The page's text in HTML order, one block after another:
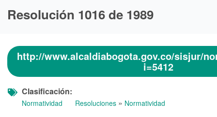
Resolución 1016 de 1989
http://www.alcaldiabogota.gov.co/sisjur/
i=5412
Clasificación
Normatividad Resoluciones » Normatividad